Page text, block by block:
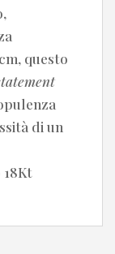
questo
di un